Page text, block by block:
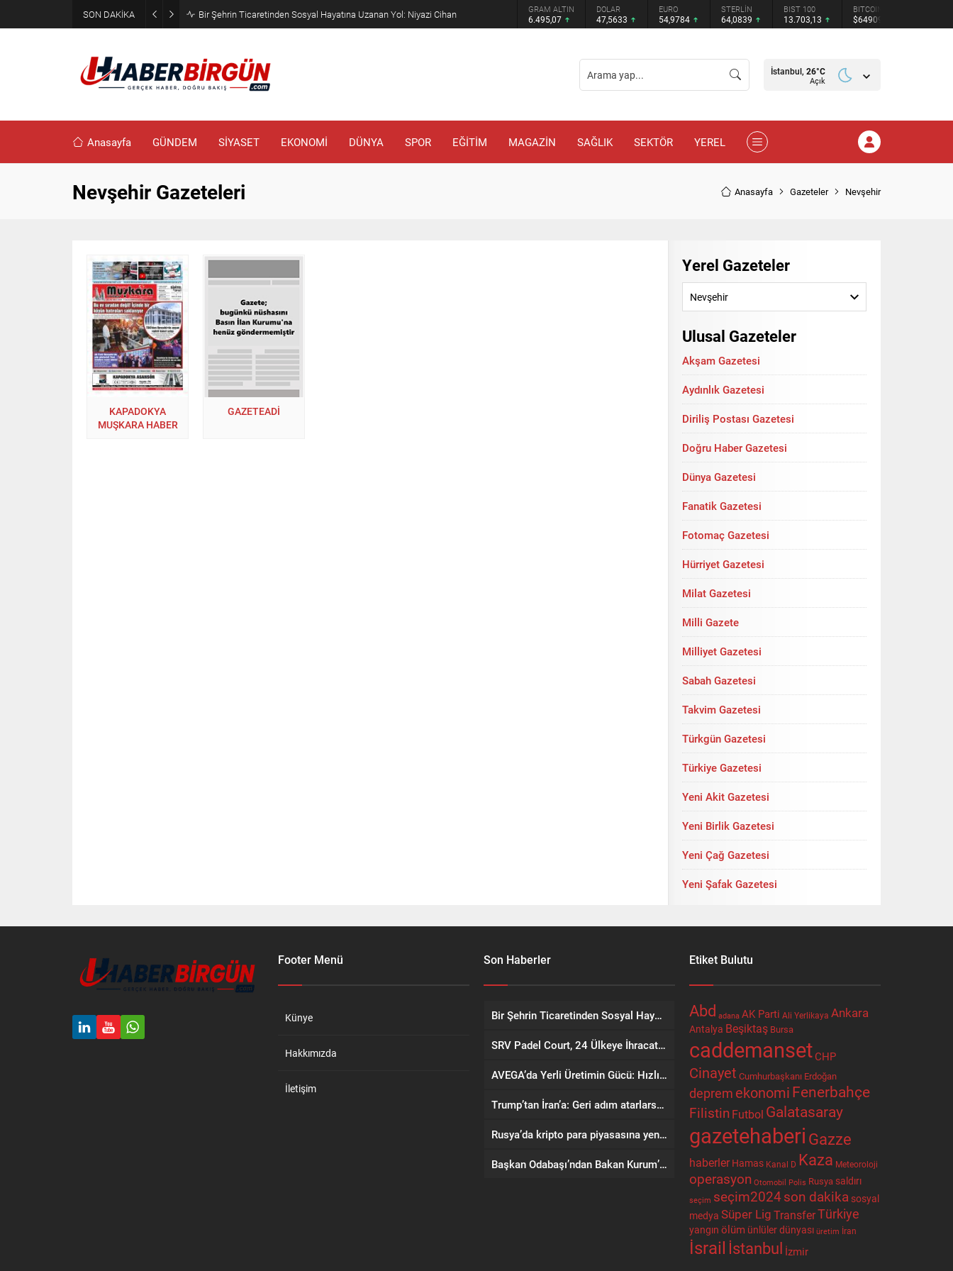
SON DAKİKA Bir Şehrin Ticaretinden Sosyal Hayatına Uzanan Yol: Niyazi Cihan DOLAR
47,5633
EURO
54,9784
STERLİN
64,0839
BIST 100
13.703,13
BITCOIN
$64909
ETHEREUM
$1918.64
İstanbul, 26°C
Açık
Anasayfa GÜNDEM SİYASET EKONOMİ DÜNYA SPOR EĞİTİM MAGAZİN SAĞLIK SEKTÖR YEREL
Nevşehir Gazeteleri Anasayfa Gazeteler Nevşehir
KAPADOKYA
MUŞKARA HABER
GAZETEADI
Yerel Gazeteler
Nevşehir
Ulusal Gazeteler
Akşam Gazetesi
Aydınlık Gazetesi
Diriliş Postası Gazetesi
Doğru Haber Gazetesi
Dünya Gazetesi
Fanatik Gazetesi
Fotomaç Gazetesi
Hürriyet Gazetesi
Milat Gazetesi
Milli Gazete
Milliyet Gazetesi
Sabah Gazetesi
Takvim Gazetesi
Türkgün Gazetesi
Türkiye Gazetesi
Yeni Akit Gazetesi
Yeni Birlik Gazetesi
Yeni Çağ Gazetesi
Yeni Şafak Gazetesi
Footer Menü
Künye
Hakkımızda
İletişim
Son Haberler
Bir Şehrin Ticaretinden Sosyal Hayatına Uzanan Yol: Niyazi Cihan
SRV Padel Court, 24 Ülkeye İhracat Yapan Türkiye’nin Padel Kortu Üretim Gücü
AVEGA’da Yerli Üretimin Gücü: Hızlı Servis ve Kesintisiz Teknik Destek
Trump’tan İran’a: Geri adım atarlarsa ağır bedel öderler
Rusya’da kripto para piyasasına yeni kurallar
Başkan Odabaşı’ndan Bakan Kurum’a ziyaret
Etiket Bulutu
Abd adana AK Parti Ali Yerlikaya Ankara
Antalya Beşiktaş Bursa
caddemanset CHP
Cinayet Cumhurbaşkanı Erdoğan
deprem ekonomiFenerbahçe
FilistinFutbol Galatasaray
gazetehaberi Gazze
haberler Hamas Kanal D Kaza Meteoroloji
operasyon Otomobil Polis Rusya saldırı
seçim seçim2024son dakika sosyal
medya Süper LigTransferTürkiye
yangın ölüm ünlüler dünyası üretim İran
İsrail İstanbul İzmir